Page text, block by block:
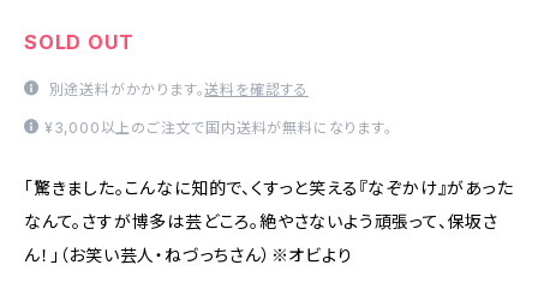
SOLD OUT
別途送料がかかります。送料を確認する
¥3,000以上のご注文で国内送料が無料になります。
「驚きました。こんなに知的で、くすっと笑える『なぞかけ』があった
なんて。さすが博多は芸どころ。絶やさないよう頑張って、保坂さ
ん！」（お笑い芸人・ねづっちさん）※オビより